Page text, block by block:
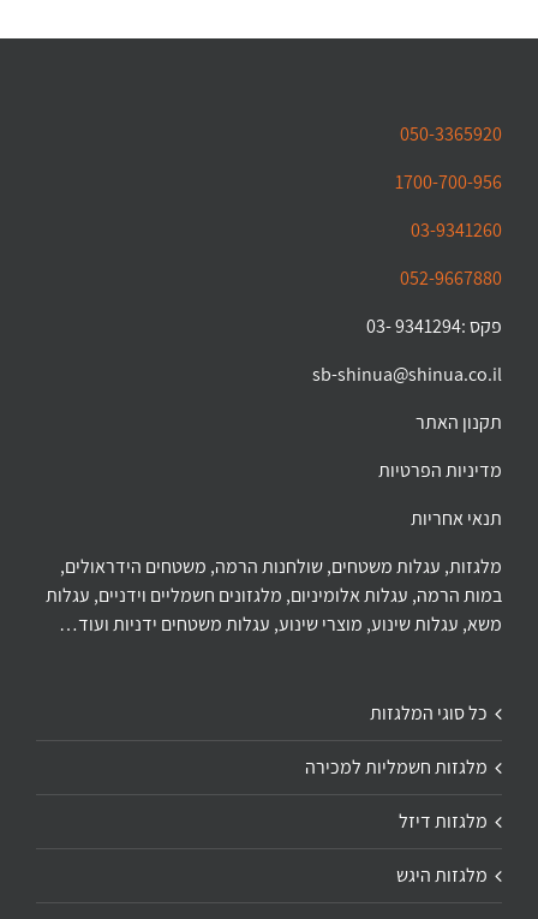
050-3365920
1700-700-956
03-9341260
052-9667880
פקס :9341294 -03
sb-shinua@shinua.co.il
תקנון האתר
מדיניות הפרטיות
תנאי אחריות
מלגזות, עגלות משטחים, שולחנות הרמה, משטחים הידראולים,
במות הרמה, עגלות אלומיניום, מלגזונים חשמליים וידניים, עגלות
משא, עגלות שינוע, מוצרי שינוע, עגלות משטחים ידניות ועוד…
כל סוגי המלגזות
מלגזות חשמליות למכירה
מלגזות דיזל
מלגזות היגש